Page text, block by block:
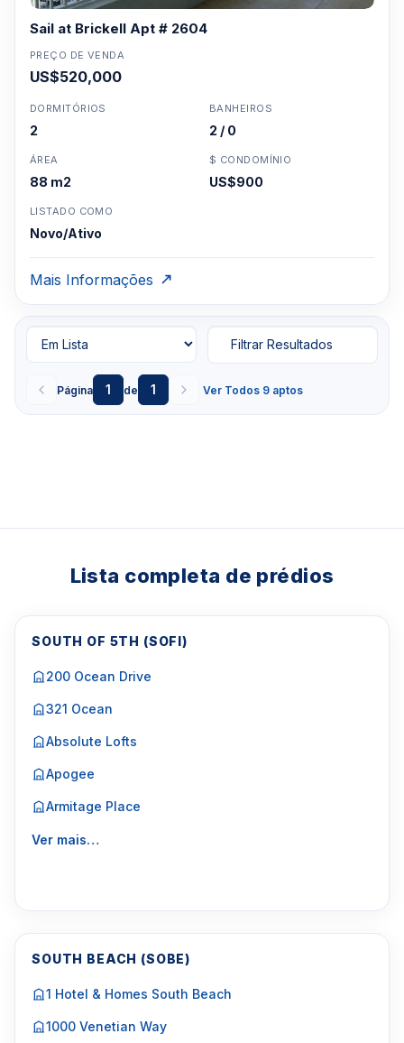
Sail at Brickell Apt # 2604
PREÇO DE VENDA
US$520,000
DORMITÓRIOS
2
BANHEIROS
2 / 0
ÁREA
88 m2
$ CONDOMÍNIO
US$900
LISTADO COMO
Novo/Ativo
Mais Informações
Página 1 de 1 Ver Todos 9 aptos
Filtrar Resultados
Lista completa de prédios
SOUTH OF 5TH (SOFI)
200 Ocean Drive
321 Ocean
Absolute Lofts
Apogee
Armitage Place
Ver mais…
SOUTH BEACH (SOBE)
1 Hotel & Homes South Beach
1000 Venetian Way